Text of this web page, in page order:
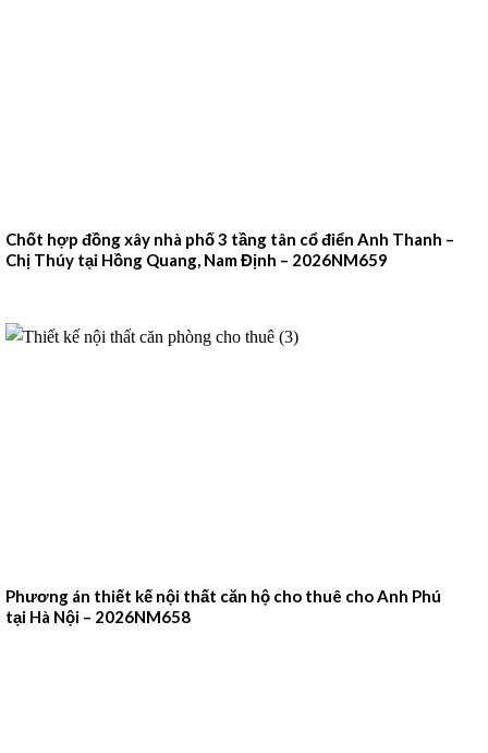
Chốt hợp đồng xây nhà phố 3 tầng tân cổ điển Anh Thanh –
Chị Thúy tại Hồng Quang, Nam Định – 2026NM659
Phương án thiết kế nội thất căn hộ cho thuê cho Anh Phú
tại Hà Nội – 2026NM658